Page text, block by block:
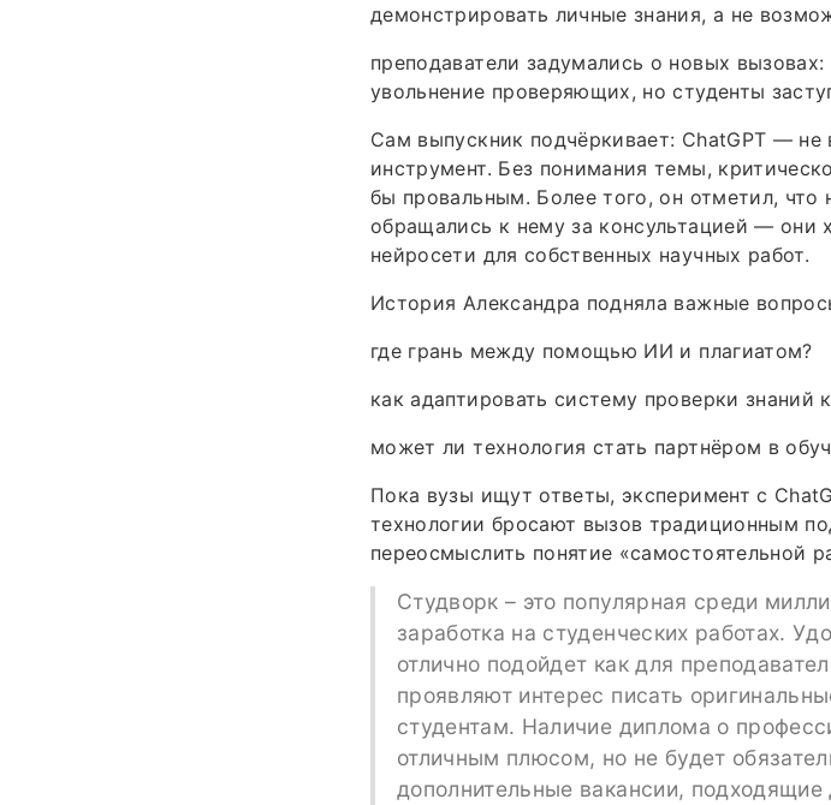
демонстрировать личные знания, а не
преподаватели задумались о новых
увольнение проверяющих, но студенты
Сам выпускник подчёркивает: ChatGPT — не
инструмент. Без понимания темы,
бы провальным. Более того, он отметил, что
обращались к нему за консультацией — они
нейросети для собственных научных работ.
История Александра подняла важные
где грань между помощью ИИ и плагиатом?
как адаптировать систему проверки знаний
может ли технология стать партнёром в
Пока вузы ищут ответы, эксперимент с
технологии бросают вызов традиционным
переосмыслить понятие «самостоятельной
Студворк – это популярная среди
заработка на студенческих работах.
отлично подойдет как для
проявляют интерес писать
студентам. Наличие диплома о
отличным плюсом, но не будет
дополнительные вакансии,